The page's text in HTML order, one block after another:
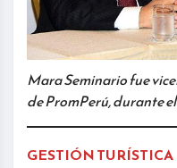
Mara Seminario fue
de PromPerú, durante
GESTIÓN TURÍSTICA